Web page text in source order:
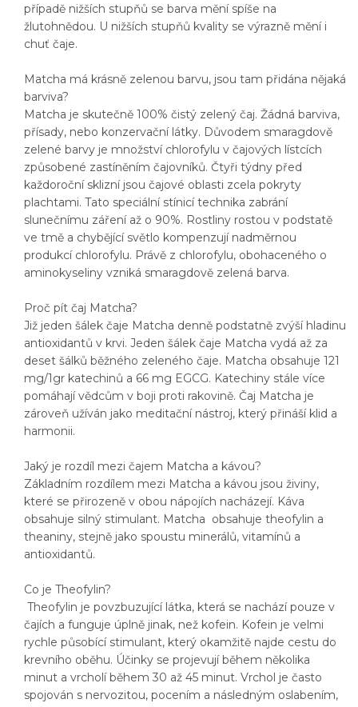
případě nižších stupňů se barva mění spíše na
žlutohnědou. U nižších stupňů kvality se výrazně mění i
chuť čaje.
Matcha má krásně zelenou barvu, jsou tam přidána nějaká
barviva?
Matcha je skutečně 100% čistý zelený čaj. Žádná barviva,
přísady, nebo konzervační látky. Důvodem smaragdově
zelené barvy je množství chlorofylu v čajových lístcích
způsobené zastíněním čajovníků. Čtyři týdny před
každoroční sklizní jsou čajové oblasti zcela pokryty
plachtami. Tato speciální stínicí technika zabrání
slunečnímu záření až o 90%. Rostliny rostou v podstatě
ve tmě a chybějící světlo kompenzují nadměrnou
produkcí chlorofylu. Právě z chlorofylu, obohaceného o
aminokyseliny vzniká smaragdově zelená barva.
Proč pít čaj Matcha?
Již jeden šálek čaje Matcha denně podstatně zvýší hladinu
antioxidantů v krvi. Jeden šálek čaje Matcha vydá až za
deset šálků běžného zeleného čaje. Matcha obsahuje 121
mg/1gr katechinů a 66 mg EGCG. Katechiny stále více
pomáhají vědcům v boji proti rakovině. Čaj Matcha je
zároveň užíván jako meditační nástroj, který přináší klid a
harmonii.
Jaký je rozdíl mezi čajem Matcha a kávou?
Základním rozdílem mezi Matcha a kávou jsou živiny,
které se přirozeně v obou nápojích nacházejí. Káva
obsahuje silný stimulant. Matcha obsahuje theofylin a
theaniny, stejně jako spoustu minerálů, vitamínů a
antioxidantů.
Co je Theofylin?
Theofylin je povzbuzující látka, která se nachází pouze v
čajích a funguje úplně jinak, než kofein. Kofein je velmi
rychle působící stimulant, který okamžitě najde cestu do
krevního oběhu. Účinky se projevují během několika
minut a vrcholí během 30 až 45 minut. Vrchol je často
spojován s nervozitou, pocením a následným oslabením,